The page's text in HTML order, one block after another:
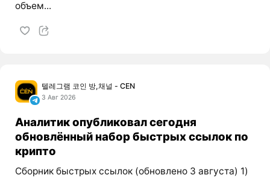
объем...
텔레그램 코인 방,채널 - CEN
3 Авг 2026
Аналитик опубликовал сегодня
обновлённый набор быстрых ссылок по
крипто
Сборник быстрых ссылок (обновлено 3 августа) 1)